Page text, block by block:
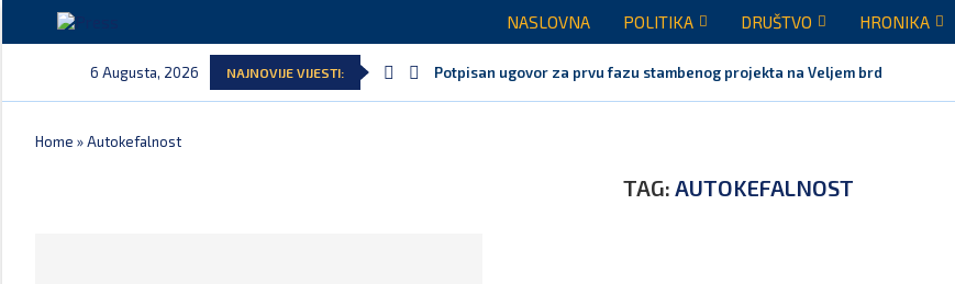
NASLOVNA POLITIKA DRUŠTVO HRONIKA
6 Augusta, 2026 NAJNOVIJE VIJESTI: Potpisan ugovor za prvu fazu stambenog projekta na Veljem brdu vrijednu...
Home »Autokefalnost
TAG: AUTOKEFALNOST